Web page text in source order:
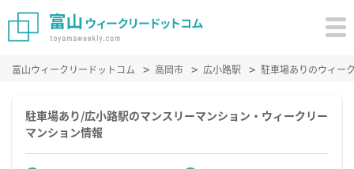
富山ウィークリードットコム 高岡市 広小路駅 駐車場ありのウィー
駐車場あり/広小路駅のマンスリーマンション・ウィークリー
マンション情報